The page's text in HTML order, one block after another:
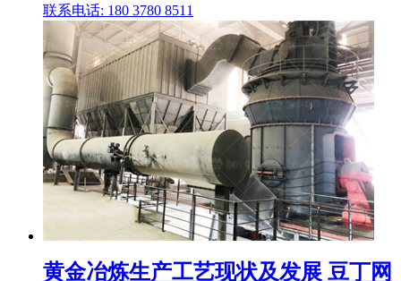
联系电话: 180 3780 8511
黄金冶炼生产工艺现状及发展 豆丁网